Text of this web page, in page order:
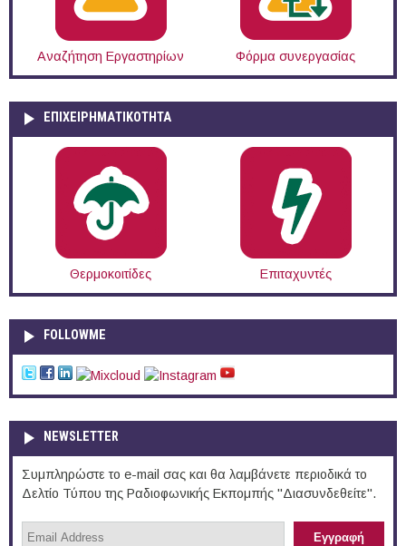
Αναζήτηση Εργαστηρίων Φόρμα συνεργασίας
ΕΠΙΧΕΙΡΗΜΑΤΙΚΟΤΗΤΑ
Θερμοκοιτίδες Επιταχυντές
FOLLOWME
NEWSLETTER
Συμπληρώστε το e-mail σας και θα λαμβάνετε περιοδικά το
Δελτίο Τύπου της Ραδιοφωνικής Εκπομπής "Διασυνδεθείτε".